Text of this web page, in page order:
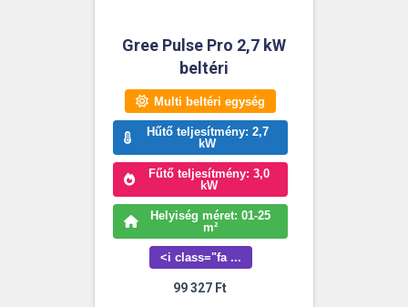
Gree Pulse Pro 2,7 kW
beltéri
Multi beltéri egység
Hűtő teljesítmény: 2,7
kW
Fűtő teljesítmény: 3,0
kW
Helyiség méret: 01-25
m²
<i class="fa ...
99 327 Ft